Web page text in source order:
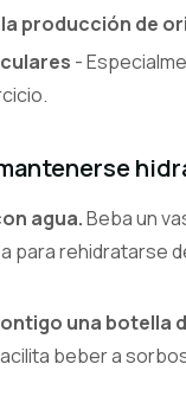
producción de
-
agua.Beba un
para rehidratarse
una botella
beber a